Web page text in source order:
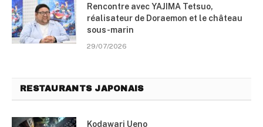
Rencontre avec YAJIMA Tetsuo,
réalisateur de Doraemon et le château
sous-marin
29/07/2026
RESTAURANTS JAPONAIS
Kodawari Ueno